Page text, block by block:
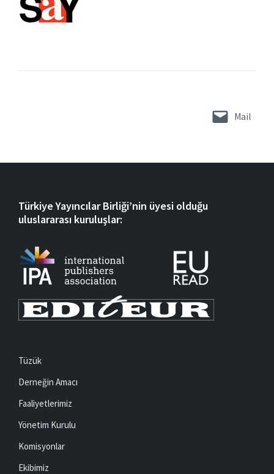
Mail
Türkiye Yayıncılar Birliği’nin üyesi olduğu
uluslararası kuruluşlar:
Tüzük
Derneğin Amacı
Faaliyetlerimiz
Yönetim Kurulu
Komisyonlar
Ekibimiz